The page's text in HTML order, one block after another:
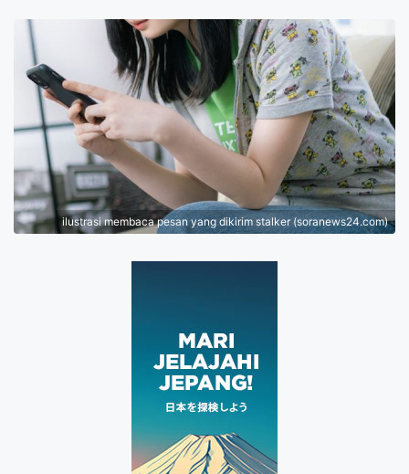
ilustrasi membaca pesan yang dikirim stalker (soranews24.com)